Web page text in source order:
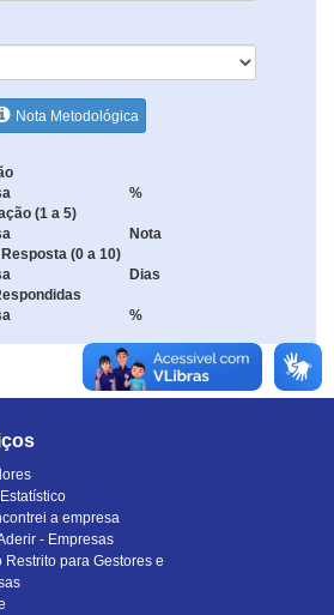
Nota Metodológica
%
(1 a 5)
Nota
(0 a 10)
Dias
%
a empresa
- Empresas
Restrito para Gestores e